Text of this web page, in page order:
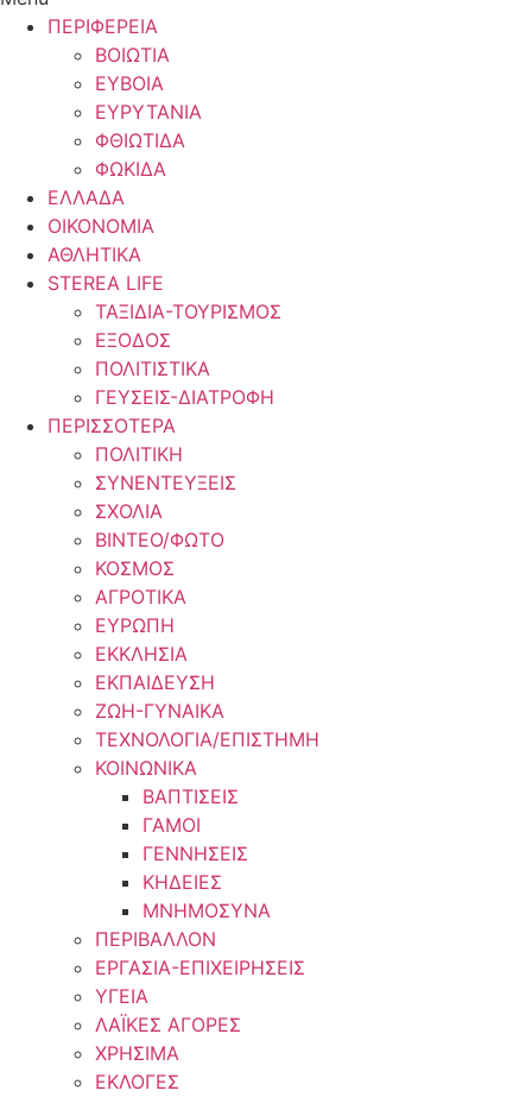
ΠΕΡΙΦΕΡΕΙΑ
ΒΟΙΩΤΙΑ
ΕΥΒΟΙΑ
ΕΥΡΥΤΑΝΙΑ
ΦΘΙΩΤΙΔΑ
ΦΩΚΙΔΑ
ΕΛΛΑΔΑ
ΟΙΚΟΝΟΜΙΑ
ΑΘΛΗΤΙΚΑ
STEREA LIFE
ΤΑΞΙΔΙΑ-ΤΟΥΡΙΣΜΟΣ
ΕΞΟΔΟΣ
ΠΟΛΙΤΙΣΤΙΚΑ
ΓΕΥΣΕΙΣ-ΔΙΑΤΡΟΦΗ
ΠΕΡΙΣΣΟΤΕΡΑ
ΠΟΛΙΤΙΚΗ
ΣΥΝΕΝΤΕΥΞΕΙΣ
ΣΧΟΛΙΑ
ΒΙΝΤΕΟ/ΦΩΤΟ
ΚΟΣΜΟΣ
ΑΓΡΟΤΙΚΑ
ΕΥΡΩΠΗ
ΕΚΚΛΗΣΙΑ
ΕΚΠΑΙΔΕΥΣΗ
ΖΩΗ-ΓΥΝΑΙΚΑ
ΤΕΧΝΟΛΟΓΙΑ/ΕΠΙΣΤΗΜΗ
ΚΟΙΝΩΝΙΚΑ
ΒΑΠΤΙΣΕΙΣ
ΓΑΜΟΙ
ΓΕΝΝΗΣΕΙΣ
ΚΗΔΕΙΕΣ
ΜΝΗΜΟΣΥΝΑ
ΠΕΡΙΒΑΛΛΟΝ
ΕΡΓΑΣΙΑ-ΕΠΙΧΕΙΡΗΣΕΙΣ
ΥΓΕΙΑ
ΛΑΪΚΕΣ ΑΓΟΡΕΣ
ΧΡΗΣΙΜΑ
ΕΚΛΟΓΕΣ